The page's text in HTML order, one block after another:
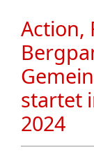
Action,
startet
2024